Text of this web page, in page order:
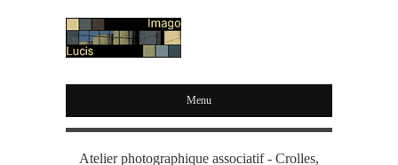
IMAGO LUCIS
Menu
Atelier photographique associatif - Crolles,